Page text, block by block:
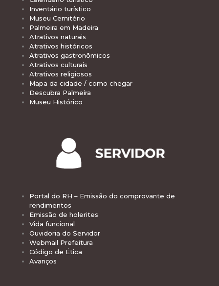
Inventário turístico
Museu Cemitério
Palmeira em Madeira
Atrativos naturais
Atrativos históricos
Atrativos gastronômicos
Atrativos culturais
Atrativos religiosos
Mapa da cidade / como chegar
Descubra Palmeira
Museu Histórico
Portal do RH – Emissão do comprovante de
rendimentos
Emissão de holerites
Vida funcional
Ouvidoria do Servidor
Webmail Prefeitura
Código de Ética
Avanços